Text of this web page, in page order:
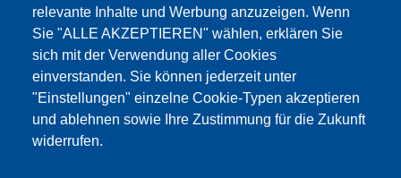
relevante Inhalte und Werbung anzuzeigen. Wenn
Sie "ALLE AKZEPTIEREN" wählen, erklären Sie
sich mit der Verwendung aller Cookies
einverstanden. Sie können jederzeit unter
"Einstellungen" einzelne Cookie-Typen akzeptieren
und ablehnen sowie Ihre Zustimmung für die Zukunft
widerrufen.
NUR DIE GOOGLE MAPS COOKIES
AKZEPTIEREN.
Alle Cookies akzeptieren